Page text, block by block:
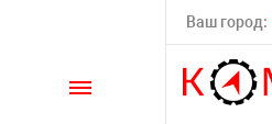
Ваш город:
Каталог